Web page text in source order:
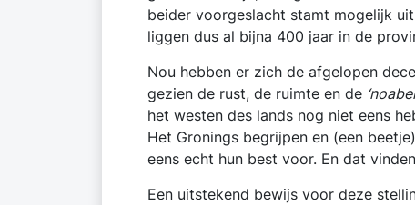
beider voorgeslacht stamt mogelijk
liggen dus al bijna 400 jaar in de
Nou hebben er zich de afgelopen
gezien de rust, de ruimte en de
het westen des lands nog niet eens
Het Gronings begrijpen en (een
eens echt hun best voor. En dat
Een uitstekend bewijs voor deze